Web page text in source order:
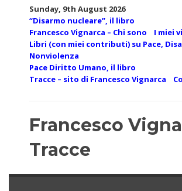
Sunday, 9th August 2026
“Disarmo nucleare”, il libro
Francesco Vignarca – Chi sono
I miei
Libri (con miei contributi) su Pace,
Nonviolenza
Pace Diritto Umano, il libro
Tracce – sito di Francesco Vignarca
Francesco
Tracce